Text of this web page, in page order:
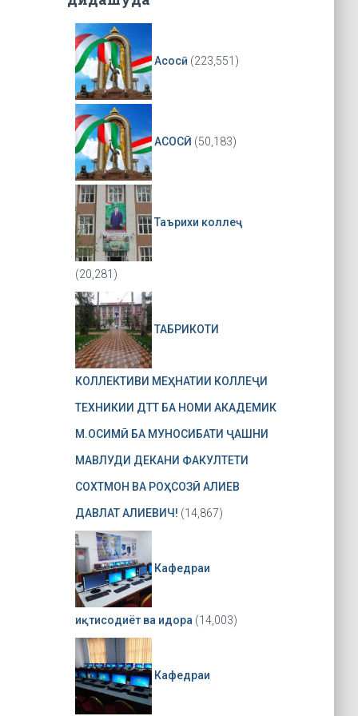
Асосӣ (223,551)
АСОСӢ (50,183)
Таърихи коллеҷ
(20,281)
ТАБРИКОТИ
КОЛЛЕКТИВИ МЕҲНАТИИ КОЛЛЕҶИ
ТЕХНИКИИ ДТТ БА НОМИ АКАДЕМИК
М.ОСИМӢ БА МУНОСИБАТИ ҶАШНИ
МАВЛУДИ ДЕКАНИ ФАКУЛТЕТИ
СОХТМОН ВА РОҲСОЗӢ АЛИЕВ
ДАВЛАТ АЛИЕВИЧ! (14,867)
Кафедраи
иқтисодиёт ва идора (14,003)
Кафедраи